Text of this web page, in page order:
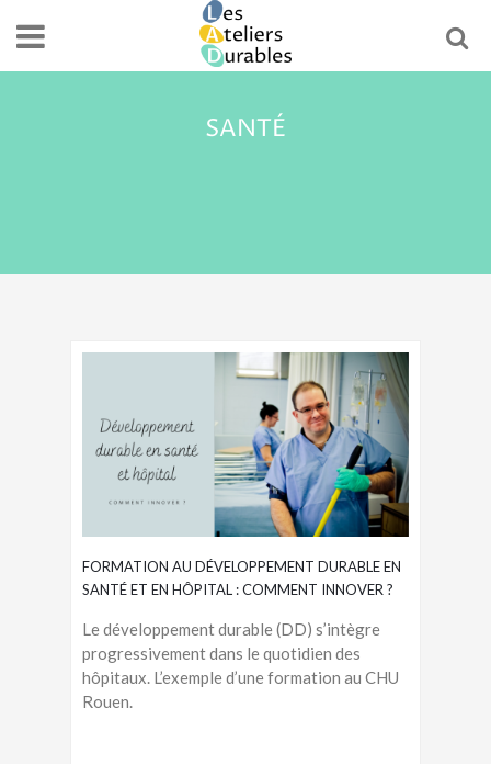
SANTÉ
FORMATION AU DÉVELOPPEMENT DURABLE EN
SANTÉ ET EN HÔPITAL : COMMENT INNOVER ?
Le développement durable (DD) s’intègre
progressivement dans le quotidien des
hôpitaux. L’exemple d’une formation au CHU
Rouen.